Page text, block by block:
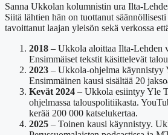
Sanna Ukkolan kolumnistin ura Ilta-
Siitä lähtien hän on tuottanut
tavoittanut laajan yleisön sekä verkossa
2018 – Ukkola aloittaa Ilta-Lehden
Ensimmäiset tekstit käsittelevät
2023 – Ukkola-ohjelma käynnistyy
Ensimmäinen kausi sisältää 20
Kevät 2024 – Ukkola esiintyy Yle
ohjelmassa talouspolitiikasta.
kerää 200 000 katselukertaa.
2025 – Toinen kausi käynnistyy.